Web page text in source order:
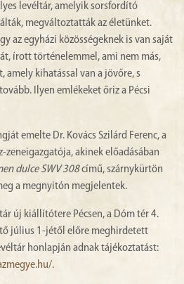
levéltár, amelyik sorsfordító
megváltoztatták az életünket.
az egyházi közösségeknek is van saját
írott történelemmel, ami nem más,
amely kihatással van a jövőre, s
Ilyen emlékeket őriz a Pécsi
emelte Dr. Kovács Szilárd Ferenc, a
zeneigazgatója, akinek előadásában
dulce SWV 308című, szárnykürtön
a megnyitón megjelentek.
új kiállítótere Pécsen, a Dóm tér 4.
július 1-jétől előre meghirdetett
honlapján adnak tájékoztatást:
.